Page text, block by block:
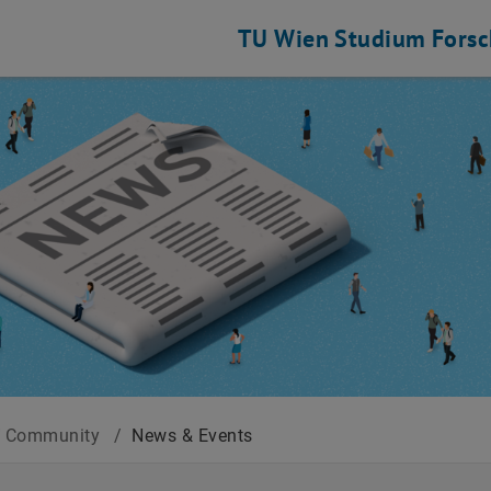
TU Wien Studium
Community / News & Events